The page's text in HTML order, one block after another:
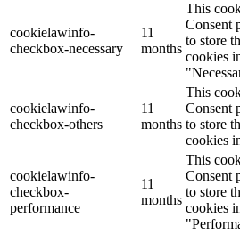
cookielawinfo-
checkbox-necessary
11
months
This
Consent
to store
cookies
cookielawinfo-
checkbox-others
11
months
This
Consent
to store
cookies
cookielawinfo-
checkbox-
performance
11
months
This
Consent
to store
cookies